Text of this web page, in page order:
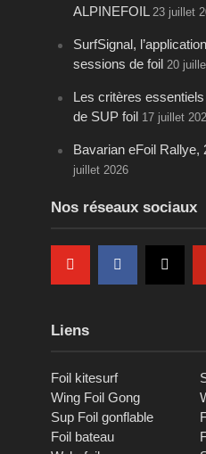
ALPINEFOIL 23 juillet
SurfSignal,
sessions de foil 20
Les critères
de SUP foil 17 juillet
Bavarian eFoil Rallye,
juillet 2026
Nos réseaux sociaux
Liens
Foil kitesurf
Wing Foil Gong
Sup Foil gonflable
Foil bateau